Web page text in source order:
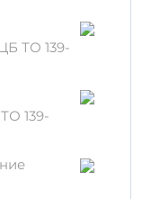
ТО 139-
139-